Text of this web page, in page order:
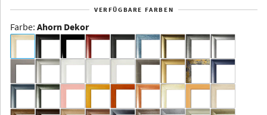
Dakota -
Rahmenloser
Aluminium
VERFÜGBARE FARBEN
Farbe: Ahorn Dekor